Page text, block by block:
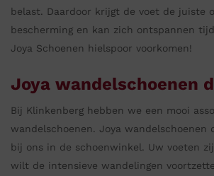
belast. Daardoor krijgt de voet de juiste
bescherming en kan zich ontspannen
Joya Schoenen hielspoor voorkomen!
Joya wandelschoenen
Bij Klinkenberg hebben we een mooi
wandelschoenen. Joya wandelschoenen
bij ons in de schoenwinkel. Uw voeten
wilt de intensieve wandelingen